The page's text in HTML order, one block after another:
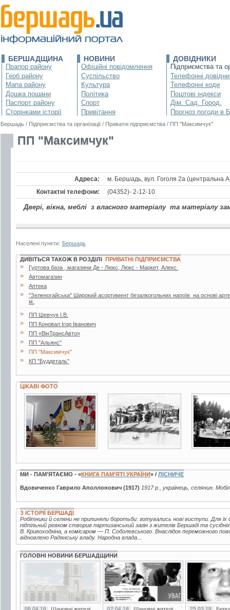
БЕРШАДЩИНА
Прапор району
Герб району
Мапа району
Дошка пошани
Паспорт району
Сторінками історії
НОВИНИ
Офіційні повідомлення
Суспільство
Культура
Політика
Спорт
Привітання
ДОВІДНИКИ
Підприємства та
Телефонні
Телефонні коди
Поштові індекси
Дім. Сад. Город.
Прогноз погоди в
Бершадь / Підприємства та організації / Приватні підприємства / ПП "Максимчук"
ПП "Максимчук"
Адреса:
м. Бершадь, вул. Гоголя 2а (центральна
Контактні телефони:
(04352)- 2-12-10
Двері, вікна, меблі з власного матеріалу та матеріалу
Населені пункти: Бершадь
ДИВІТЬСЯ ТАКОЖ В РОЗДІЛІ ПРИВАТНІ ПІДПРИЄМСТВА
» Гуртова база , магазини Де - Люкс, Люкс - Маркет, Алекс.
» Автомагазин
» Аптека
»
"Зеленогайська" Широкий асортимент безалкогольних напоїв на основі
м.
» ПП Шевчук І.В.
» ПП Коновал Ігор Іванович
» ПП «ВінТрансАвто»
» ПП "Альянс"
» ПП "Максимчук"
» КП "Буддеталь"
ЦІКАВІ ФОТО
3 фото
МИ - ПАМ’ЯТАЄМО - «КНИГА ПАМ’ЯТІ УКРАЇНИ» / ЛІСНИЧЕ
Вдовиченко Гаврило Аполлонович (1917) 1917 р., українець, селянин.
З ІСТОРІЇ БЕРШАДІ
Робітники й селяни не припиняли боротьби: готувались нові виступи. Для їх
підпільний ревком створив партизанський загін з жителів Бершаді та
В. Кривоходкіна, а комісаром — П. Соболевського. Внаслідок переможного
відновлено Радянську владу. Народна влада...
ГОЛОВНІ НОВИНИ БЕРШАДЩИНИ